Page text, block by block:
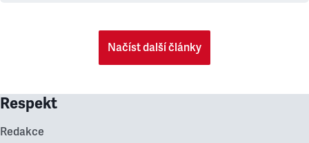
Načíst další články
Respekt
Redakce